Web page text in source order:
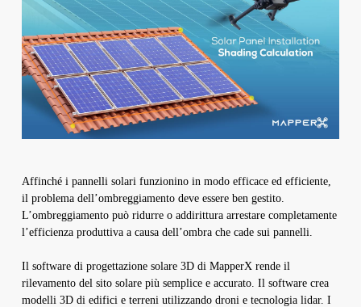
Affinché i pannelli solari funzionino in modo efficace ed efficiente,
il problema dell’ombreggiamento deve essere ben gestito.
L’ombreggiamento può ridurre o addirittura arrestare completamente
l’efficienza produttiva a causa dell’ombra che cade sui pannelli.
Il software di progettazione solare 3D di MapperX rende il
rilevamento del sito solare più semplice e accurato. Il software crea
modelli 3D di edifici e terreni utilizzando droni e tecnologia lidar. I